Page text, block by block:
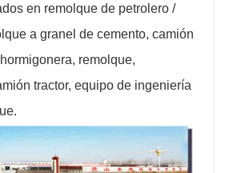
en remolque de petrolero /
a granel de cemento, camión
remolque,
tractor, equipo de ingeniería